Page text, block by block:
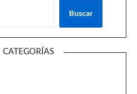
Buscar
CATEGORÍAS